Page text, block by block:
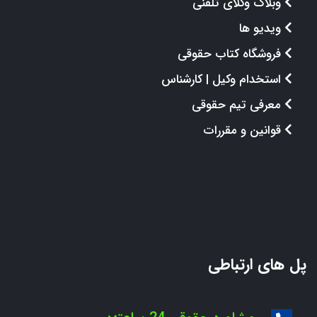
ویدیو ها
فروشگاه کتاب حقوقی
استخدام وکیل | کارشناس
معرفی تیم حقوقی
قوانین و مقررات
پل های ارتباطی